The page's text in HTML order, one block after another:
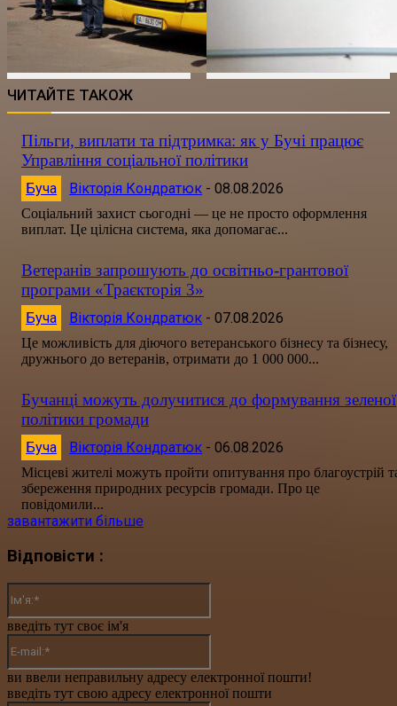
ЧИТАЙТЕ ТАКОЖ
Пільги, виплати та підтримка: як у Бучі працює
Управління соціальної політики
Буча Вікторія Кондратюк - 08.08.2026
Соціальний захист сьогодні — це не просто оформлення
виплат. Це цілісна система, яка допомагає...
Ветеранів запрошують до освітньо-грантової
програми «Траєкторія 3»
Буча Вікторія Кондратюк - 07.08.2026
Це можливість для діючого ветеранського бізнесу та бізнесу,
дружнього до ветеранів, отримати до 1 000 000...
Бучанці можуть долучитися до формування зеленої
політики громади
Буча Вікторія Кондратюк - 06.08.2026
Місцеві жителі можуть пройти опитування про благоустрій
збереження природних ресурсів громади. Про це
повідомили...
завантажити більше
Відповісти :
введіть тут своє ім'я
ви ввели неправильну адресу електронної пошти!
введіть тут свою адресу електронної пошти